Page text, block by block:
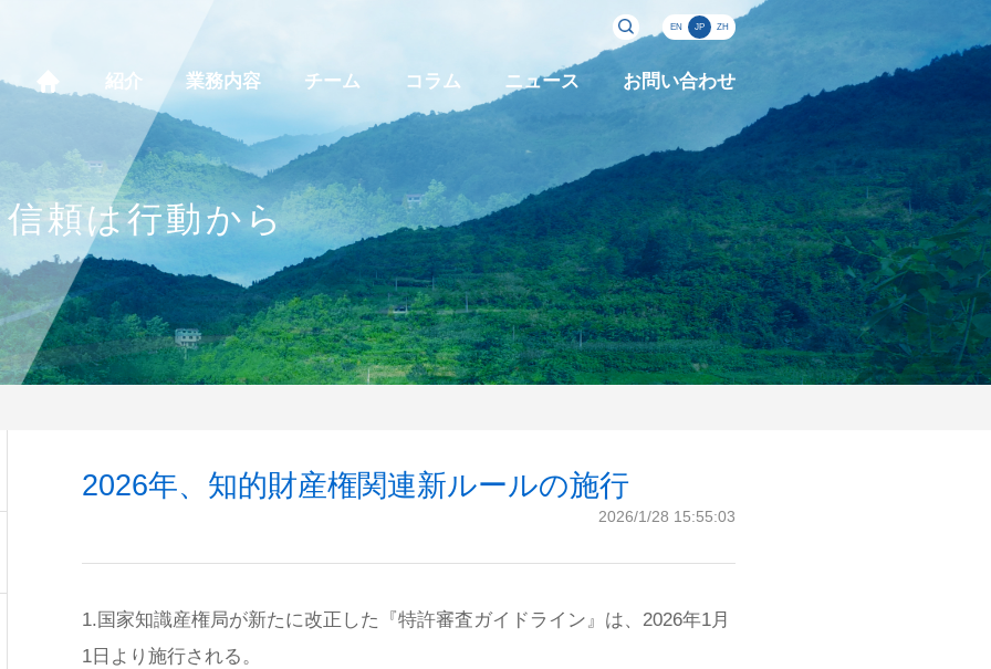
EN JP ZH
紹介 業務内容 チーム コラム ニュース お問い合わせ
頼は行動から
2026年、知的財産権関連新ルールの施行
2026/1/28 15:55:03
1.国家知識産権局が新たに改正した『特許審査ガイドライン』は、2026年1月
1日より施行される。